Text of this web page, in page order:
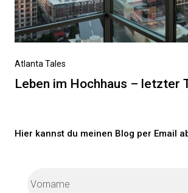
Nächster
Beitrag
Atlanta Tales
Leben im Hochhaus – letzter
Hier kannst du meinen Blog per Email